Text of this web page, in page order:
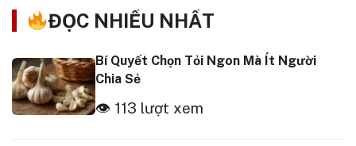
ĐỌC NHIỀU NHẤT
Bí Quyết Chọn Tỏi Ngon Mà Ít Người
Chia Sẻ
👁 113 lượt xem